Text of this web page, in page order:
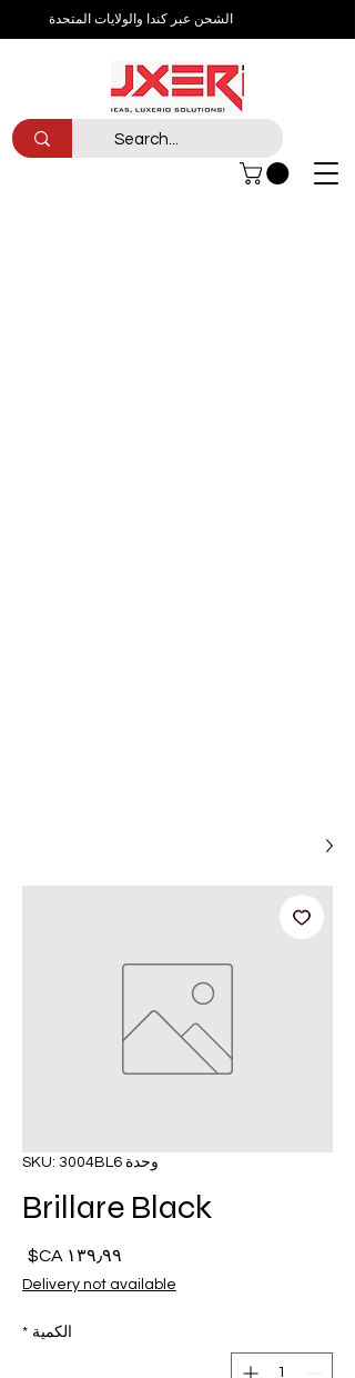
الشحن عبر كندا والولايات المتحدة
وحدة SKU: 3004BL6
Brillare Black
Delivery not available
الكمية *